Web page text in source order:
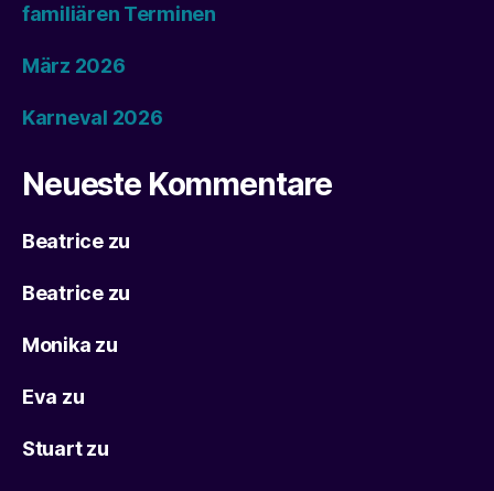
familiären Terminen
März 2026
Karneval 2026
Neueste Kommentare
Beatricezu
Beatricezu
Monika zu
Eva zu
Stuartzu